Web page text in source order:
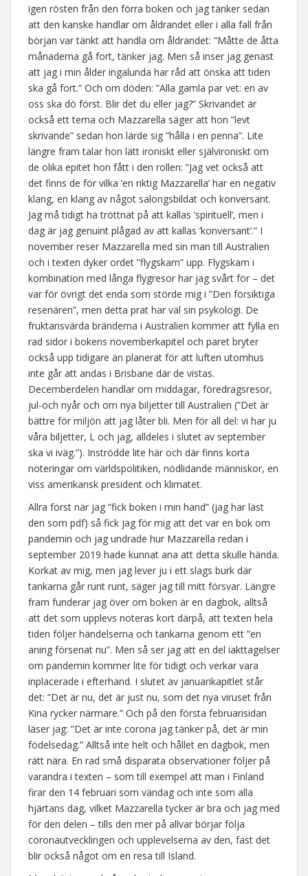
igen rösten från den förra boken och jag tänker sedan
att den kanske handlar om åldrandet eller i alla fall från
början var tänkt att handla om åldrandet: ”Måtte de åtta
månaderna gå fort, tänker jag. Men så inser jag genast
att jag i min ålder ingalunda har råd att önska att tiden
ska gå fort.” Och om döden: ”Alla gamla par vet: en av
oss ska dö först. Blir det du eller jag?” Skrivandet är
också ett tema och Mazzarella säger att hon ”levt
skrivande” sedan hon lärde sig ”hålla i en penna”. Lite
längre fram talar hon lätt ironiskt eller självironiskt om
de olika epitet hon fått i den rollen: ”Jag vet också att
det finns de för vilka ’en riktig Mazzarella’ har en negativ
klang, en klang av något salongsbildat och konversant.
Jag må tidigt ha tröttnat på att kallas ’spirituell’, men i
dag är jag genuint plågad av att kallas ’konversant’.” I
november reser Mazzarella med sin man till Australien
och i texten dyker ordet ”flygskam” upp. Flygskam i
kombination med långa flygresor har jag svårt för – det
var för övrigt det enda som störde mig i ”Den försiktiga
resenären”, men detta prat har väl sin psykologi. De
fruktansvärda bränderna i Australien kommer att fylla en
rad sidor i bokens novemberkapitel och paret bryter
också upp tidigare än planerat för att luften utomhus
inte går att andas i Brisbane där de vistas.
Decemberdelen handlar om middagar, föredragsresor,
jul-och nyår och om nya biljetter till Australien (”Det är
bättre för miljön att jag låter bli. Men för all del: vi har ju
våra biljetter, L och jag, alldeles i slutet av september
ska vi iväg.”). Inströdde lite här och där finns korta
noteringar om världspolitiken, nödlidande människor, en
viss amerikansk president och klimatet.
Allra först när jag ”fick boken i min hand” (jag har läst
den som pdf) så fick jag för mig att det var en bok om
pandemin och jag undrade hur Mazzarella redan i
september 2019 hade kunnat ana att detta skulle hända.
Korkat av mig, men jag lever ju i ett slags burk där
tankarna går runt runt, säger jag till mitt försvar. Längre
fram funderar jag över om boken är en dagbok, alltså
att det som upplevs noteras kort därpå, att texten hela
tiden följer händelserna och tankarna genom ett ”en
aning försenat nu”. Men så ser jag att en del iakttagelser
om pandemin kommer lite för tidigt och verkar vara
inplacerade i efterhand. I slutet av januarikapitlet står
det: ”Det är nu, det är just nu, som det nya viruset från
Kina rycker närmare.” Och på den första februarisidan
läser jag: ”Det är inte corona jag tänker på, det är min
födelsedag.” Alltså inte helt och hållet en dagbok, men
rätt nära. En rad små disparata observationer följer på
varandra i texten – som till exempel att man i Finland
firar den 14 februari som vändag och inte som alla
hjärtans dag, vilket Mazzarella tycker är bra och jag med
för den delen – tills den mer på allvar börjar följa
coronautvecklingen och upplevelserna av den, fast det
blir också något om en resa till Island.